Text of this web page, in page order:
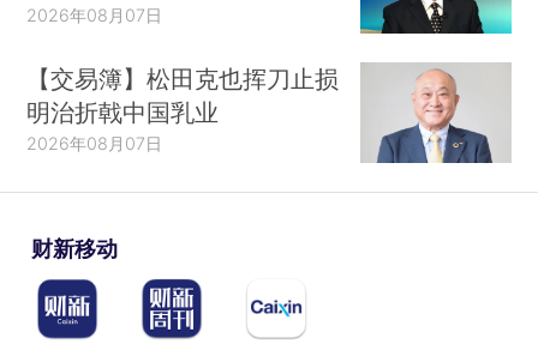
2026年08月07日
【交易簿】松田克也挥刀止损
明治折戟中国乳业
2026年08月07日
财新移动